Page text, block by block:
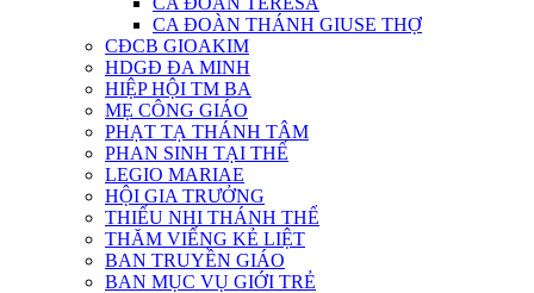
CA ĐOÀN THÁNH GIUSE THỢ
CĐCB GIOAKIM
HDGĐ ĐA MINH
HIỆP HỘI TM BA
MẸ CÔNG GIÁO
PHẠT TẠ THÁNH TÂM
PHAN SINH TẠI THẾ
LEGIO MARIAE
HỘI GIA TRƯỞNG
THIẾU NHI THÁNH THỂ
THĂM VIẾNG KẺ LIỆT
BAN TRUYỀN GIÁO
BAN MỤC VỤ GIỚI TRẺ